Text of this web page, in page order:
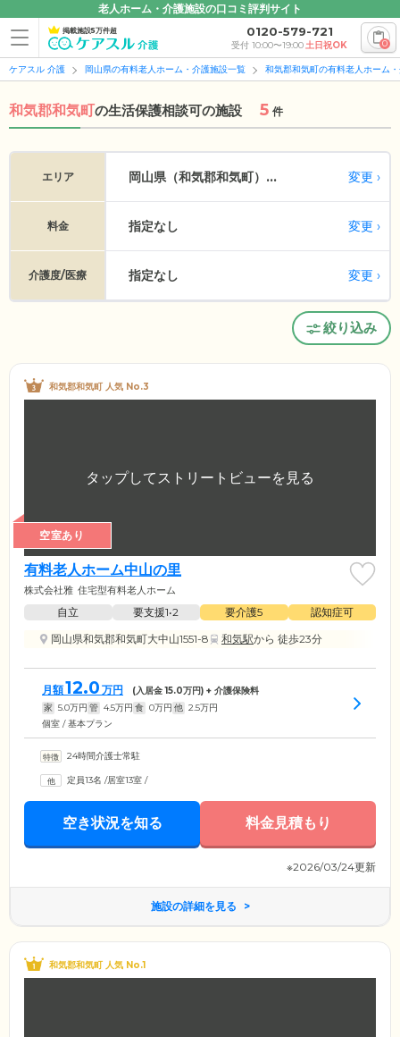
老人ホーム・介護施設の口コミ評判サイト
掲載施設5万件超 0120-579-721
受付 10:00〜19:00土日祝OK 0
ケアスル 介護 岡山県の有料老人ホーム・介護施設一覧 和気郡和気町の有料老人ホーム
和気郡和気町の生活保護相談可の施設 5 件
エリア 岡山県（和気郡和気町）... 変更
料金 指定なし 変更
介護度/医療 指定なし 変更
絞り込み
和気郡和気町 人気 No.3
空室あり
有料老人ホーム中山の里
株式会社雅 住宅型有料老人ホーム
自立 要支援1•2 要介護5
認知症可
岡山県和気郡和気町大中山1551-8
和気駅から 徒歩23分
月額12.0 万円 (入居金15.0万円) + 介護保険料
家 5.0万円 管 4.5万円 食 0万円 他 2.5万円
個室 / 基本プラン
24時間介護士常駐
定員13名 /居室13室 /
空き状況を知る 料金見積もり
※2026/03/24更新
施設の詳細を見る
和気郡和気町 人気 No.1